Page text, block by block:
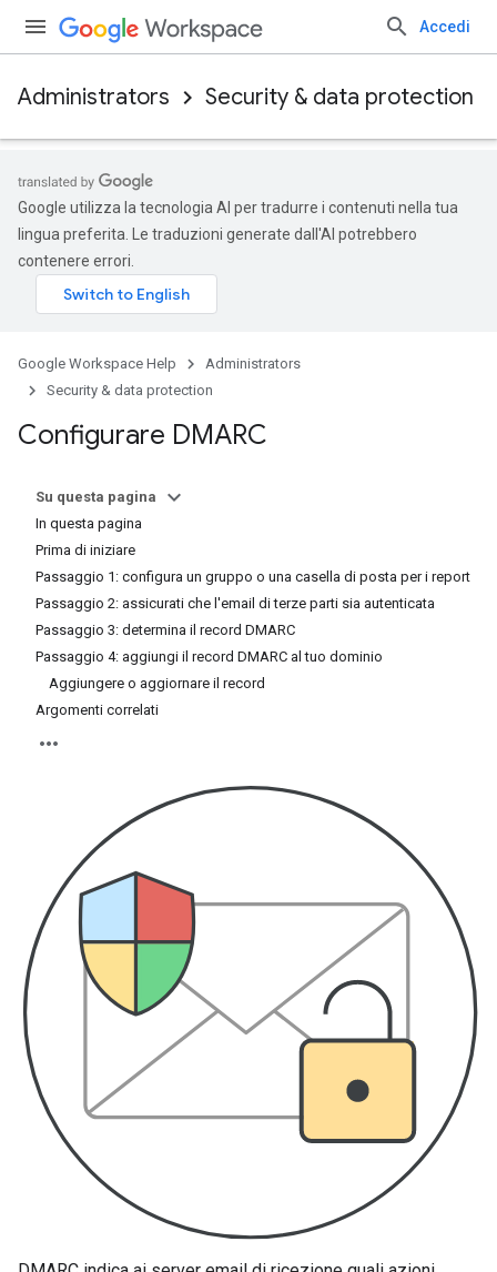
Accedi
Administrators Security & data protection
Google utilizza la tecnologia AI per tradurre i contenuti nella tua
lingua preferita. Le traduzioni generate dall'AI potrebbero
contenere errori.
Google Workspace Help
Administrators
Security & data protection
Configurare DMARC
Su questa pagina
In questa pagina
Prima di iniziare
Passaggio 1: configura un gruppo o una casella di posta per i report
Passaggio 2: assicurati che l'email di terze parti sia autenticata
Passaggio 3: determina il record DMARC
Passaggio 4: aggiungi il record DMARC al tuo dominio
Aggiungere o aggiornare il record
Argomenti correlati